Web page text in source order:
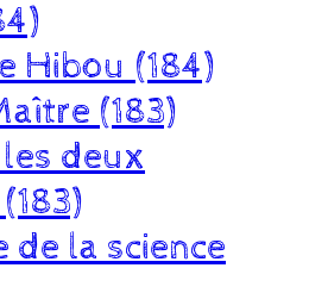
Hibou (184)
(183)
deux
de la science